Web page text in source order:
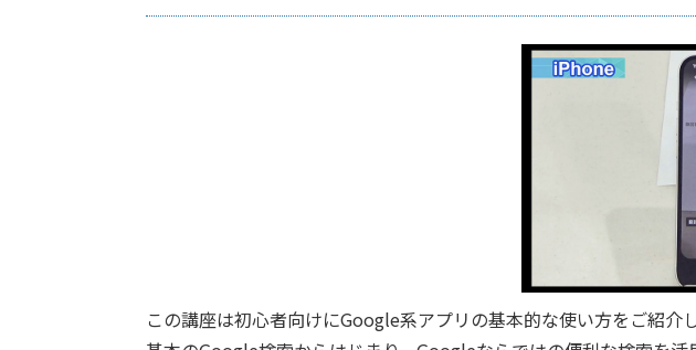
この講座は初心者向けにGoogle系アプリの基本的な使い方をご紹介し